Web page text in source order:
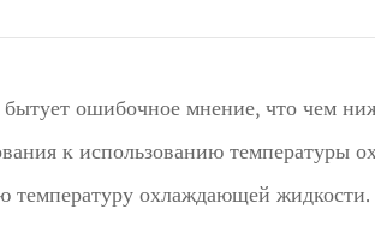
ошибочное мнение, что чем
к использованию температуры
температуру охлаждающей